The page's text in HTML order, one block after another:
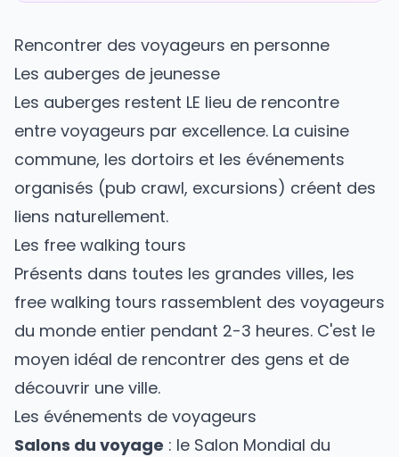
Rencontrer des voyageurs en personne
Les auberges de jeunesse
Les auberges restent LE lieu de rencontre
entre voyageurs par excellence. La cuisine
commune, les dortoirs et les événements
organisés (pub crawl, excursions) créent des
liens naturellement.
Les free walking tours
Présents dans toutes les grandes villes, les
free walking tours rassemblent des voyageurs
du monde entier pendant 2-3 heures. C'est le
moyen idéal de rencontrer des gens et de
découvrir une ville.
Les événements de voyageurs
Salons du voyage : le Salon Mondial du